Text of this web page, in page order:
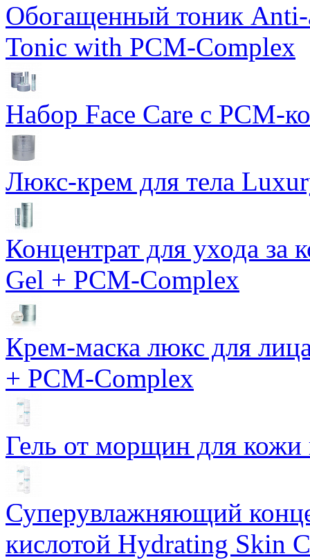
Обогащенный тоник Anti-
Tonic with PCM-Complex
Набор Face Care с PCM-
Люкс-крем для тела
Концентрат для ухода за
Gel + PCM-Complex
Крем-маска люкс для
+ PCM-Complex
Гель от морщин для кожи
Суперувлажняющий
кислотой Hydrating Skin